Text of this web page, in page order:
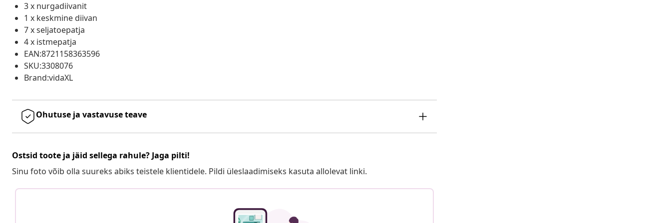
3 x nurgadiivanit
1 x keskmine diivan
7 x seljatoepatja
4 x istmepatja
EAN:8721158363596
SKU:3308076
Brand:vidaXL
Ohutuse ja vastavuse teave
Ostsid toote ja jäid sellega rahule? Jaga pilti!
Sinu foto võib olla suureks abiks teistele klientidele. Pildi üleslaadimiseks kasuta allolevat linki.